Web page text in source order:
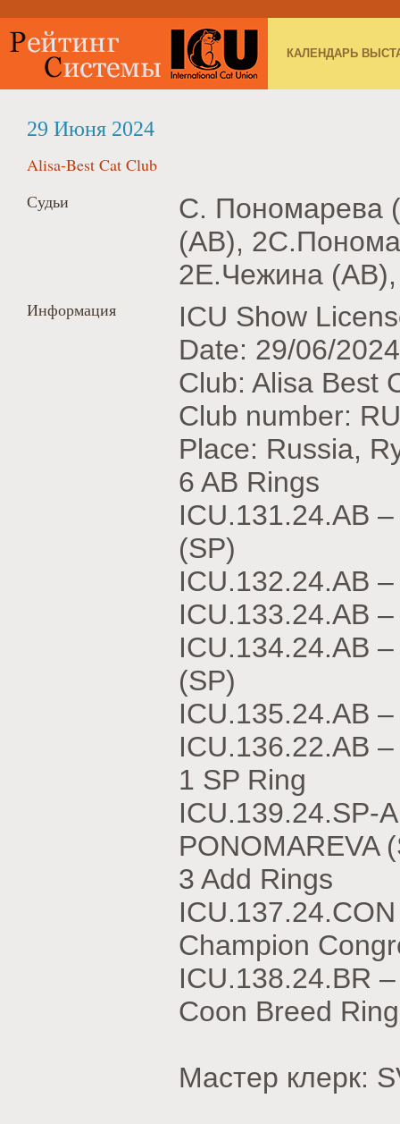
КАЛЕНДАРЬ
29 Июня 2024
Alisa-Best Cat Club
Судьи
С. Пономарева
(AB),
2Е.Чежина
Информация
ICU Show
Date: 29/06/2024
Club: Alisa Best
Club number:
Place: Russia,
6 AB Rings
ICU.131.24.АВ –
(SP)
ICU.132.24.АВ
ICU.133.24.АВ
ICU.134.24.АВ –
(SP)
ICU.135.24.АВ
ICU.136.22.АВ
1 SP Ring
ICU.139.24.SP-
PONOMAREVA
3 Add Rings
Champion
ICU.138.24.BR
Coon Breed Ring
Мастер клерк: